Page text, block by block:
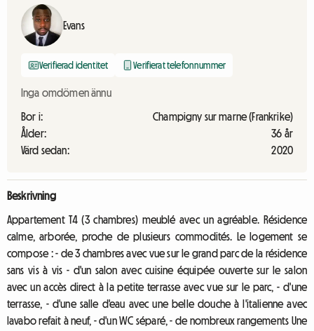
Evans
Verifierad identitet Verifierat telefonnummer
Inga omdömen ännu
Bor i:
Champigny sur marne (Frankrike)
Ålder:
36 år
Värd sedan:
2020
Beskrivning
Appartement T4 (3 chambres) meublé avec un agréable. Résidence
calme, arborée, proche de plusieurs commodités. Le logement se
compose : - de 3 chambres avec vue sur le grand parc de la résidence
sans vis à vis - d'un salon avec cuisine équipée ouverte sur le salon
avec un accès direct à la petite terrasse avec vue sur le parc, - d'une
terrasse, - d'une salle d'eau avec une belle douche à l'italienne avec
lavabo refait à neuf, - d'un WC séparé, - de nombreux rangements Une